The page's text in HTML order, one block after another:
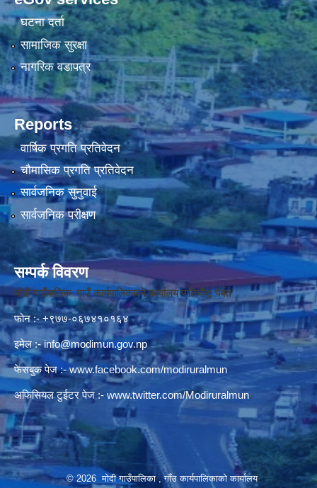
घटना दर्ता
सामाजिक सुरक्षा
नागरिक वडापत्र
Reports
वार्षिक प्रगति प्रतिवेदन
चौमासिक प्रगति प्रतिवेदन
सार्वजनिक सुनुवाई
सार्वजनिक परीक्षण
सम्पर्क विवरण
मोदी गाउँपालिक गाउँ कार्यपालिकाको कार्यालय पातिचौर, पर्बत
फोन :- +९७७-०६७४१०१६४
इमेल :-info@modimun.gov.np
फेसबुक पेज :-www.facebook.com/modiruralmun
अफिसियल टुईटर पेज :- www.twitter.com/Modiruralmun
© 2026 मोदी गाउँपालिका , गाँउ कार्यपालिकाको कार्यालय